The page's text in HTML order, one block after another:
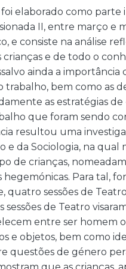
foi elaborado como
II, entre março e
e consiste na análise
crianças e de todo o
ainda a
trabalho, bem como as
as estratégias
que foram sendo
resultou uma
e da Sociologia, na
de crianças,
hegemónicas. Para tal,
quatro sessões de
sessões de Teatro
entre ser homem
e objetos, bem como
questões de género